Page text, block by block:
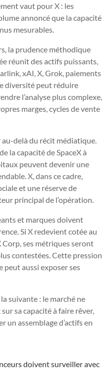
vaut pour X : les
annoncé que la capacité
mesurables.
la prudence méthodique
réunit des actifs puissants,
xAI, X, Grok, paiements
diversité peut réduire
l’analyse plus complexe,
marges, cycles de vente
delà du récit médiatique.
la capacité de SpaceX à
peuvent devenir une
X, dans ce cadre,
et une réserve de
principal de l’opération.
et marques doivent
Si X redevient cotée au
Corp, ses métriques seront
contestées. Cette pression
peut aussi exposer ses
suivante : le marché ne
sa capacité à faire rêver,
un assemblage d’actifs en
doivent surveiller avec